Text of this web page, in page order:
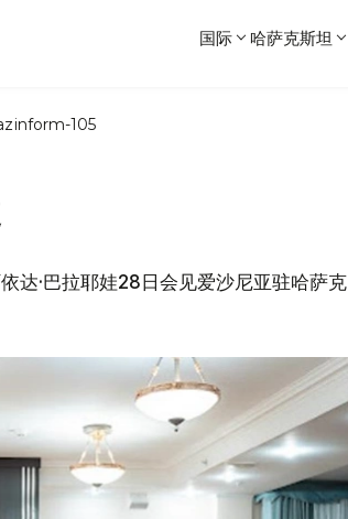
国际 哈萨克斯坦
105
达·巴拉耶娃28日会见爱沙尼亚驻哈萨克